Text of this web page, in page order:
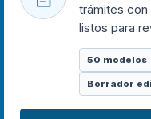
trámites con
listos para
50 modelos
Borrador